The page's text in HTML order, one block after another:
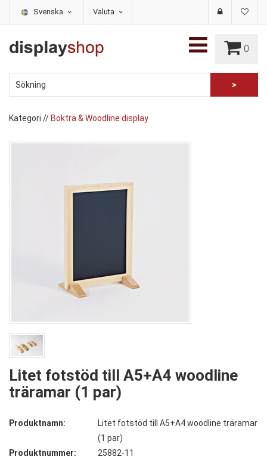
Svenska Valuta
0
Kategori // Bokträ & Woodline display
Litet fotstöd till A5+A4 woodline
träramar (1 par)
Produktnamn:
Litet fotstöd till A5+A4 woodline träramar
(1 par)
Produktnummer:
25882-11